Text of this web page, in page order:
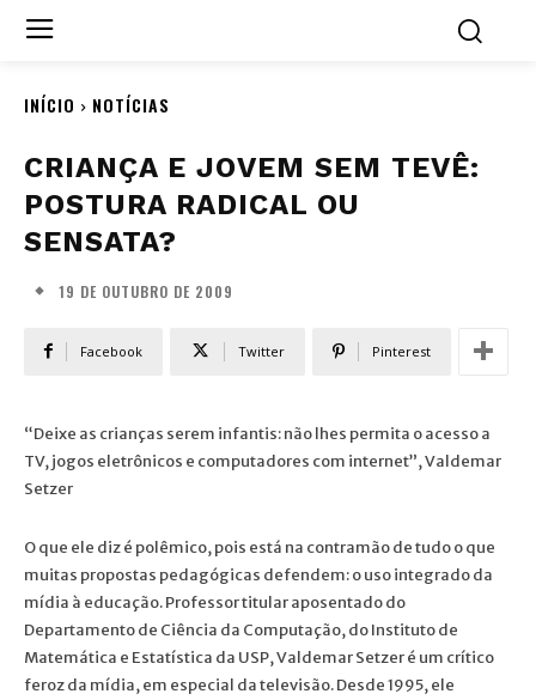
INÍCIO NOTÍCIAS
CRIANÇA E JOVEM SEM TEVÊ:
POSTURA RADICAL OU
SENSATA?
19 DE OUTUBRO DE 2009
Facebook Twitter Pinterest
“Deixe as crianças serem infantis: não lhes permita o acesso a
TV, jogos eletrônicos e computadores com internet”, Valdemar
Setzer
O que ele diz é polêmico, pois está na contramão de tudo o que
muitas propostas pedagógicas defendem: o uso integrado da
mídia à educação. Professor titular aposentado do
Departamento de Ciência da Computação, do Instituto de
Matemática e Estatística da USP, Valdemar Setzer é um crítico
feroz da mídia, em especial da televisão. Desde 1995, ele